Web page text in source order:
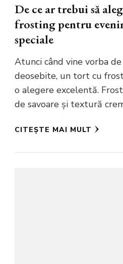
De ce ar trebui să
frosting pentru
speciale
Atunci când vine vorba
deosebite, un tort cu
o alegere excelentă.
de savoare și textură
CITEȘTE MAI MULT